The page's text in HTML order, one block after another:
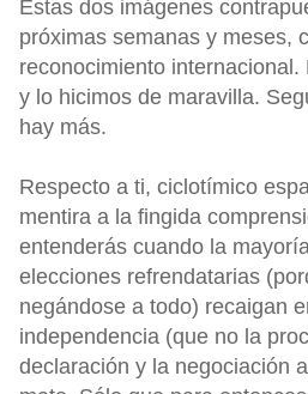
Estas dos imágenes
próximas semanas y meses,
reconocimiento
y lo hicimos de maravilla.
hay más.
Respecto a ti, ciclotímico
mentira a la fingida
entenderás cuando la
elecciones refrendatarias
negándose a todo) recaigan
independencia (que no la
declaración y la negociación